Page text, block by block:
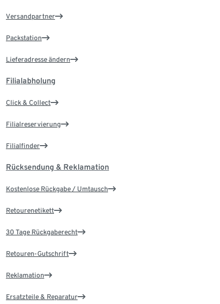
Versandpartner
Packstation
Lieferadresse ändern
Filialabholung
Click & Collect
Filialreservierung
Filialfinder
Rücksendung & Reklamation
Kostenlose Rückgabe / Umtausch
Retourenetikett
30 Tage Rückgaberecht
Retouren-Gutschrift
Reklamation
Ersatzteile & Reparatur